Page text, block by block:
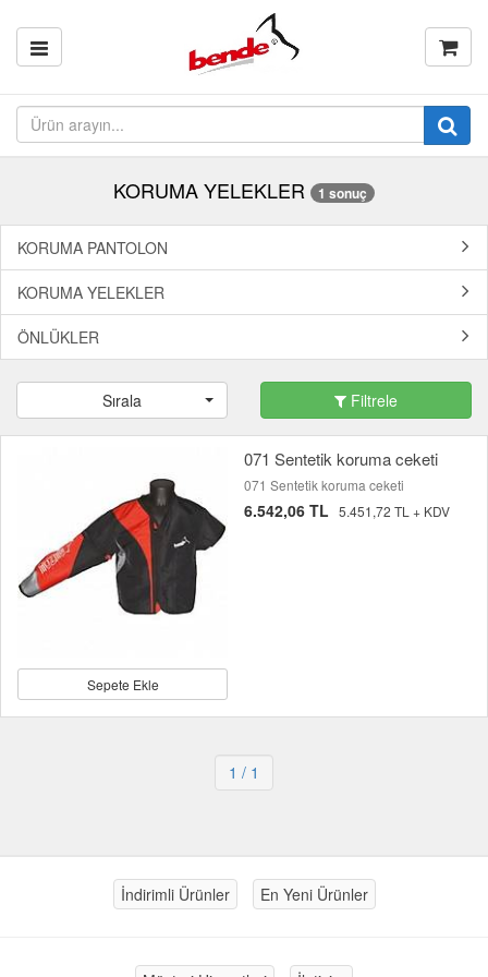
KORUMA YELEKLER 1 sonuç
KORUMA PANTOLON
KORUMA YELEKLER
ÖNLÜKLER
Sırala Filtrele
Sepete Ekle
071 Sentetik koruma ceketi
071 Sentetik koruma ceketi
6.542,06 TL 5.451,72 TL + KDV
1 / 1
İndirimli Ürünler En Yeni Ürünler